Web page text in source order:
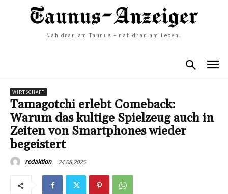
Nah dran am Taunus – nah dran am Leben.
WIRTSCHAFT
Tamagotchi erlebt Comeback:
Warum das kultige Spielzeug auch in
Zeiten von Smartphones wieder
begeistert
redaktion 24.08.2025